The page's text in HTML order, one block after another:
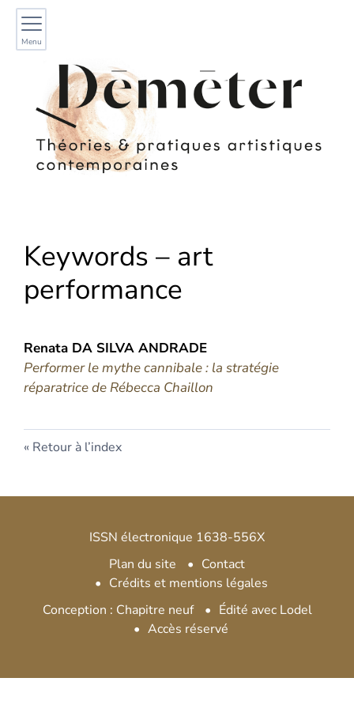
Menu
Keywords – art
performance
Renata DA SILVA ANDRADE
Performer le mythe cannibale : la stratégie
réparatrice de Rébecca Chaillon
Retour à l’index
ISSN électronique 1638-556X
Plan du site
Contact
Crédits et mentions légales
Conception : Chapitre neuf
Édité avec Lodel
Accès réservé